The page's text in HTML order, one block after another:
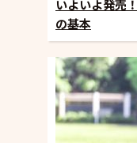
いよいよ発売
の基本